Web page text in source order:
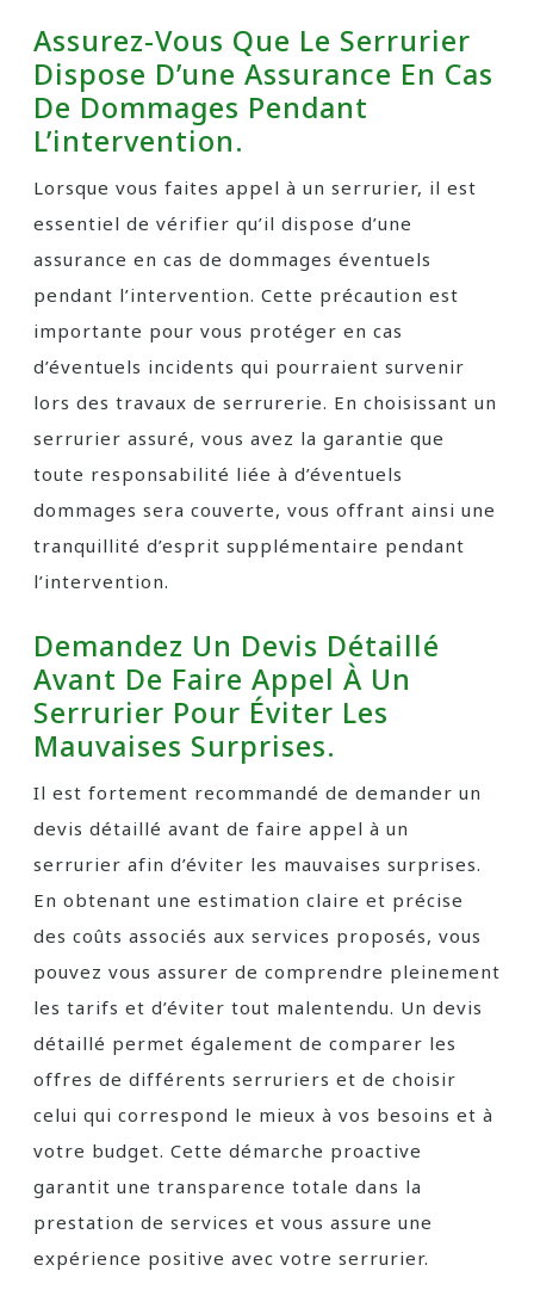
Assurez-Vous Que Le Serrurier
Dispose D’une Assurance En Cas
De Dommages Pendant
L’intervention.
Lorsque vous faites appel à un serrurier, il est
essentiel de vérifier qu’il dispose d’une
assurance en cas de dommages éventuels
pendant l’intervention. Cette précaution est
importante pour vous protéger en cas
d’éventuels incidents qui pourraient survenir
lors des travaux de serrurerie. En choisissant un
serrurier assuré, vous avez la garantie que
toute responsabilité liée à d’éventuels
dommages sera couverte, vous offrant ainsi une
tranquillité d’esprit supplémentaire pendant
l’intervention.
Demandez Un Devis Détaillé
Avant De Faire Appel À Un
Serrurier Pour Éviter Les
Mauvaises Surprises.
Il est fortement recommandé de demander un
devis détaillé avant de faire appel à un
serrurier afin d’éviter les mauvaises surprises.
En obtenant une estimation claire et précise
des coûts associés aux services proposés, vous
pouvez vous assurer de comprendre pleinement
les tarifs et d’éviter tout malentendu. Un devis
détaillé permet également de comparer les
offres de différents serruriers et de choisir
celui qui correspond le mieux à vos besoins et à
votre budget. Cette démarche proactive
garantit une transparence totale dans la
prestation de services et vous assure une
expérience positive avec votre serrurier.